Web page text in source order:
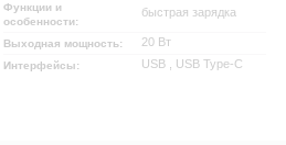
Функции и
особенности:
быстрая зарядка
Выходная мощность: 20 Вт
Интерфейсы: USB , USB Type-C